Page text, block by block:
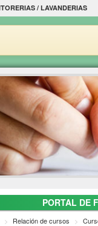
/ LAVANDERIAS
PORTAL DE
Relación de cursos